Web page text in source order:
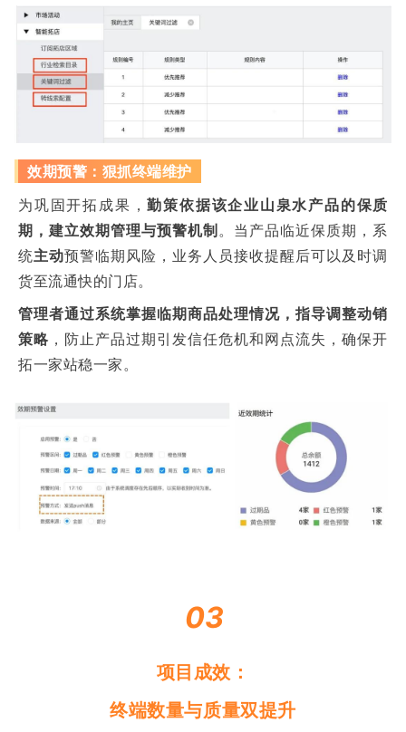
效期预警：狠抓终端维护
为巩固开拓成果，勤策依据该企业山泉水产品的保质
期，建立效期管理与预警机制。当产品临近保质期， 系
统主动预警临期风险 ，业务人员接收提醒后可以及时调
货至流通快的门店。
管理者通过系统掌握临期商品处理情况，指导调整动销
策略 ，防止产品过期引发信任危机和网点流失，确保开
拓一家站稳一家。
03
项目成效：
终端数量与质量双提升